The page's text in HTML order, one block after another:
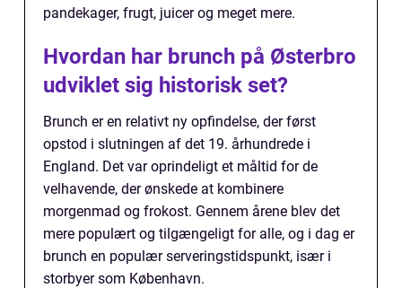
pandekager, frugt, juicer og meget mere.
Hvordan har brunch på Østerbro
udviklet sig historisk set?
Brunch er en relativt ny opfindelse, der først
opstod i slutningen af det 19. århundrede i
England. Det var oprindeligt et måltid for de
velhavende, der ønskede at kombinere
morgenmad og frokost. Gennem årene blev det
mere populært og tilgængeligt for alle, og i dag er
brunch en populær serveringstidspunkt, især i
storbyer som København.